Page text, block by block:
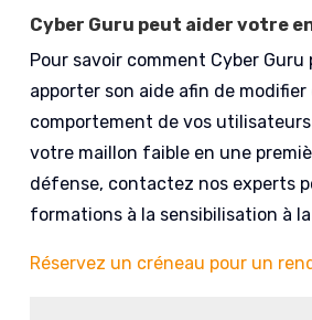
Cyber Guru peut aider votre
Pour savoir comment Cyber Guru
apporter son aide afin de
comportement de vos
votre maillon faible en une
défense, contactez nos experts
formations à la sensibilisation à
Réservez un créneau pour un